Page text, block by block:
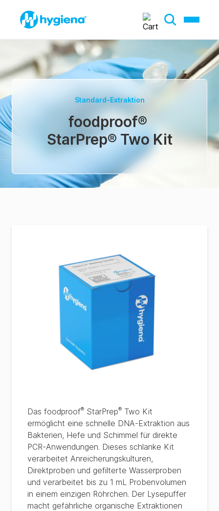
Standard-Extraktion
foodproof®
StarPrep® Two Kit
Das foodproof® StarPrep® Two Kit
ermöglicht eine schnelle DNA-Extraktion aus
Bakterien, Hefe und Schimmel für direkte
PCR-Anwendungen. Dieses schlanke Kit
verarbeitet Anreicherungskulturen,
Direktproben und gefilterte Wasserproben
und verarbeitet bis zu 1 mL Probenvolumen
in einem einzigen Röhrchen. Der Lysepuffer
macht gefährliche organische Extraktionen